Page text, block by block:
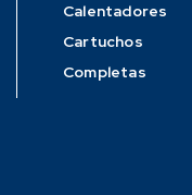
Calentadores
Cartuchos
Completas